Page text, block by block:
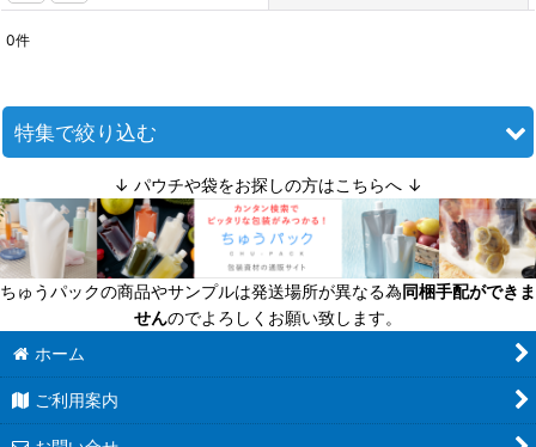
並び順 :
絞り込む
0件
特集で絞り込む
迷ったら定番商品！
送料無料商品
超軽量瓶
六角びん
八角びん
↓ パウチや袋をお探しの方はこちらへ ↓
ちゅうパックの商品やサンプルは発送場所が異なる為同梱手配ができま
せんのでよろしくお願い致します。
ホーム
ご利用案内